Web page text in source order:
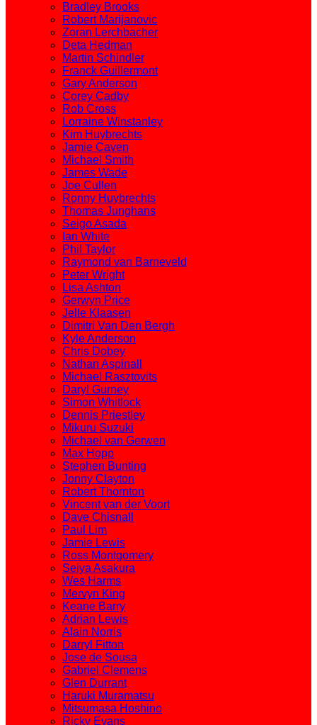
Bradley Brooks
Robert Marijanovic
Zoran Lerchbacher
Deta Hedman
Martin Schindler
Franck Guillermont
Gary Anderson
Corey Cadby
Rob Cross
Lorraine Winstanley
Kim Huybrechts
Jamie Caven
Michael Smith
James Wade
Joe Cullen
Ronny Huybrechts
Thomas Junghans
Seigo Asada
Ian White
Phil Taylor
Raymond van Barneveld
Peter Wright
Lisa Ashton
Gerwyn Price
Jelle Klaasen
Dimitri Van Den Bergh
Kyle Anderson
Chris Dobey
Nathan Aspinall
Michael Rasztovits
Daryl Gurney
Simon Whitlock
Dennis Priestley
Mikuru Suzuki
Michael van Gerwen
Max Hopp
Stephen Bunting
Jonny Clayton
Robert Thornton
Vincent van der Voort
Dave Chisnall
Paul Lim
Jamie Lewis
Ross Montgomery
Seiya Asakura
Wes Harms
Mervyn King
Keane Barry
Adrian Lewis
Alain Norris
Darryl Fitton
Jose de Sousa
Gabriel Clemens
Glen Durrant
Haruki Muramatsu
Mitsumasa Hoshino
Ricky Evans